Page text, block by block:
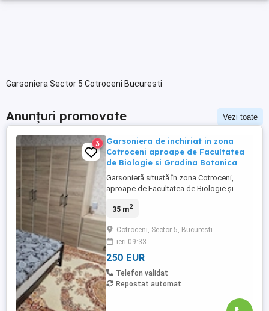
Garsoniera Sector 5 Cotroceni Bucuresti
Anunțuri promovate Vezi toate
3
Garsoniera de inchiriat in zona
Cotroceni aproape de Facultatea
de Biologie si Gradina Botanica
Garsonieră situată în zona Cotroceni,
aproape de Facultatea de Biologie și
aproximativ 5 minute de mers pe jos. Zonă
farmacii. Suprafață de 35mp etaj 4.
35 m2
Cotroceni, Sector 5, Bucuresti
ieri 09:33
250 EUR
Telefon validat
Repostat automat